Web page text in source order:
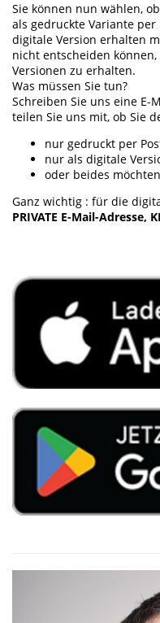
Sie können nun wählen, ob
als gedruckte Variante
digitale Version erhalten
nicht entscheiden
Versionen zu erhalten.
Was müssen Sie tun?
Schreiben Sie uns eine E-
teilen Sie uns mit, ob Sie
nur gedruckt per
nur als digitale
oder beides möchten
Ganz wichtig : für die
PRIVATE E-Mail-Adresse,